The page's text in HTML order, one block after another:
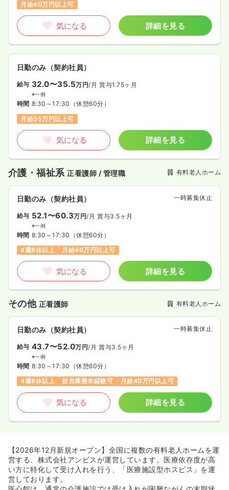
月給40万円以上可
気になる 詳細を見る
日勤のみ（契約社員）
給与 32.0〜35.5万円/月 賞与1.75ヶ月
※一例
時間 8:30～17:30 （休憩60分）
月給35万円以上可
気になる 詳細を見る
介護・福祉系正看護師 / 管理職 有料老人ホーム
日勤のみ（契約社員） 一時募集休止
給与 52.1〜60.3万円/月 賞与3.5ヶ月
※一例
時間 8:30～17:30 （休憩60分）
4週8休以上
月給40万円以上可
気になる 詳細を見る
その他 正看護師 有料老人ホーム
日勤のみ（契約社員） 一時募集休止
給与 43.7〜52.0万円/月 賞与3.5ヶ月
※一例
時間 8:30～17:30 （休憩60分）
4週8休以上
担当業務未経験可 月給40万円以上可
気になる 詳細を見る
【2026年12月新規オープン】全国に複数の有料老人ホームを運
営する、株式会社アンビスが運営しています。医療依存度が高
い方に特化して受け入れを行う、「医療施設型ホスピス」を運
営しております。